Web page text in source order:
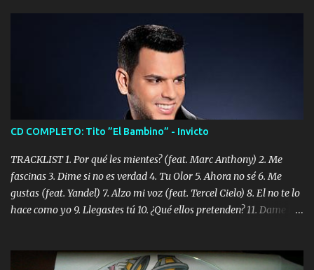
CD COMPLETO: Tito ”El Bambino” - Invicto
TRACKLIST 1. Por qué les mientes? (feat. Marc Anthony) 2. Me
fascinas 3. Dime si no es verdad 4. Tu Olor 5. Ahora no sé 6. Me
gustas (feat. Yandel) 7. Alzo mi voz (feat. Tercel Cielo) 8. El no te lo
hace como yo 9. Llegastes tú 10. ¿Qué ellos pretenden? 11. Dame la
Digital Booklet – Invicto ----------------------------- Nota: